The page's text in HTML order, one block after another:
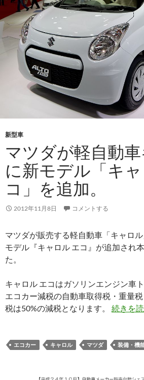
新型車
マツダが軽自動
に新モデル「キ
コ」を追加。
2012年11月8日 コメントする
マツダが販売する軽自動車「キャロ
モデル『キャロル エコ』が追加され
た。
キャロル エコはガソリンエンジン車
エコカー減税の自動車取得税・重量
税は50%の減税となります。 続きを
エコカー キャロル マツダ 装備・機